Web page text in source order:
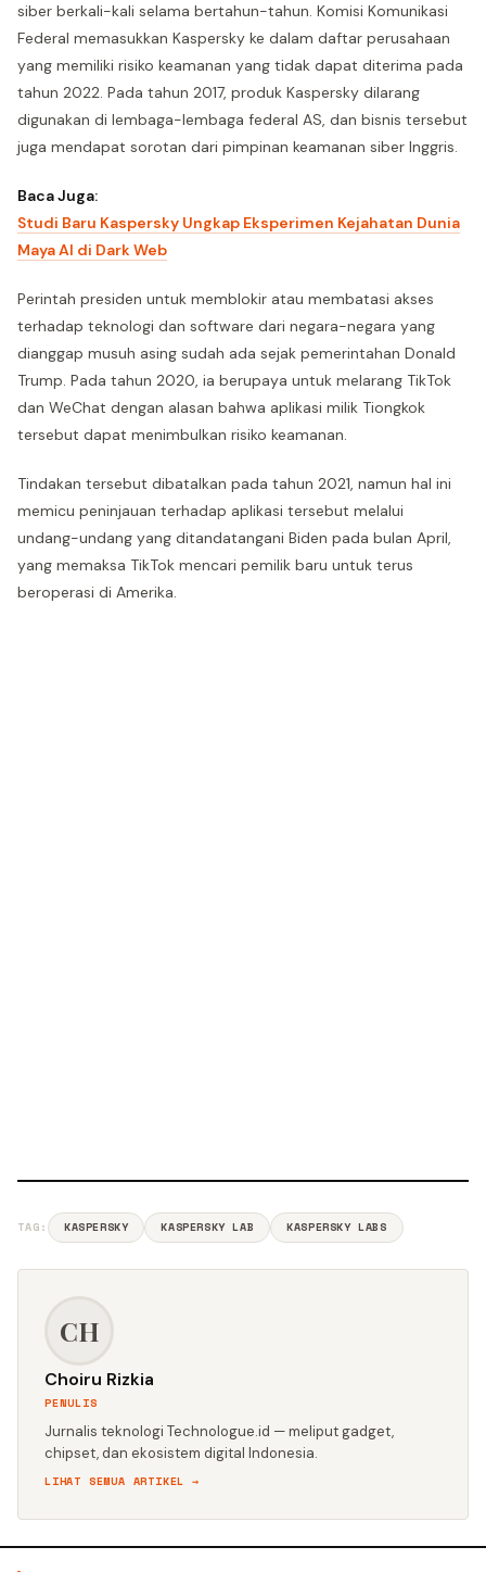
siber berkali-kali selama bertahun-tahun. Komisi Komunikasi
Federal memasukkan Kaspersky ke dalam daftar perusahaan
yang memiliki risiko keamanan yang tidak dapat diterima pada
tahun 2022. Pada tahun 2017, produk Kaspersky dilarang
digunakan di lembaga-lembaga federal AS, dan bisnis tersebut
juga mendapat sorotan dari pimpinan keamanan siber Inggris.
Baca Juga:
Studi Baru Kaspersky Ungkap Eksperimen Kejahatan Dunia
Maya AI di Dark Web
Perintah presiden untuk memblokir atau membatasi akses
terhadap teknologi dan software dari negara-negara yang
dianggap musuh asing sudah ada sejak pemerintahan Donald
Trump. Pada tahun 2020, ia berupaya untuk melarang TikTok
dan WeChat dengan alasan bahwa aplikasi milik Tiongkok
tersebut dapat menimbulkan risiko keamanan.
Tindakan tersebut dibatalkan pada tahun 2021, namun hal ini
memicu peninjauan terhadap aplikasi tersebut melalui
undang-undang yang ditandatangani Biden pada bulan April,
yang memaksa TikTok mencari pemilik baru untuk terus
beroperasi di Amerika.
TAG: KASPERSKY KASPERSKY LAB KASPERSKY LABS
CH
Choiru Rizkia
PENULIS
Jurnalis teknologi Technologue.id — meliput gadget,
chipset, dan ekosistem digital Indonesia.
LIHAT SEMUA ARTIKEL →